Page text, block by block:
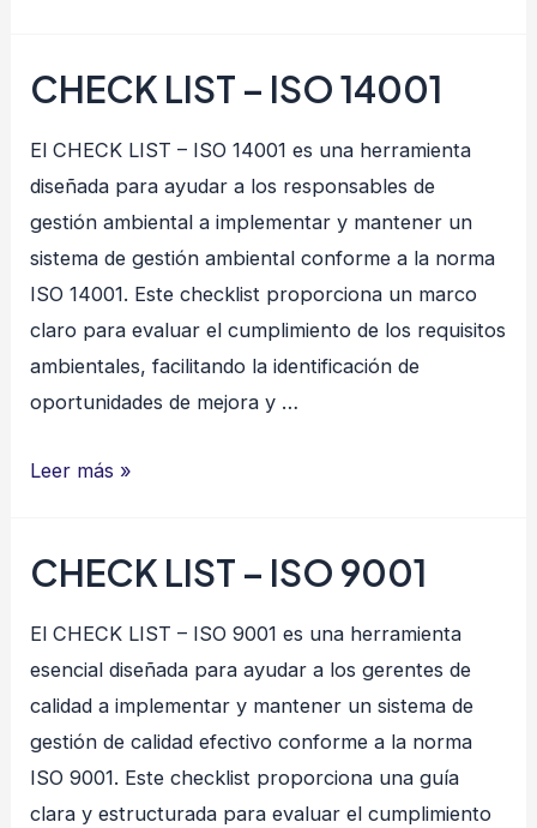
EL
CHECK LIST – ISO 14001
El CHECK LIST – ISO 14001 es una herramienta
diseñada para ayudar a los responsables de
gestión ambiental a implementar y mantener un
sistema de gestión ambiental conforme a la norma
ISO 14001. Este checklist proporciona un marco
claro para evaluar el cumplimiento de los requisitos
ambientales, facilitando la identificación de
oportunidades de mejora y …
CHECK
ISO
Leer más »
CHECK LIST – ISO 9001
El CHECK LIST – ISO 9001 es una herramienta
esencial diseñada para ayudar a los gerentes de
calidad a implementar y mantener un sistema de
gestión de calidad efectivo conforme a la norma
ISO 9001. Este checklist proporciona una guía
clara y estructurada para evaluar el cumplimiento